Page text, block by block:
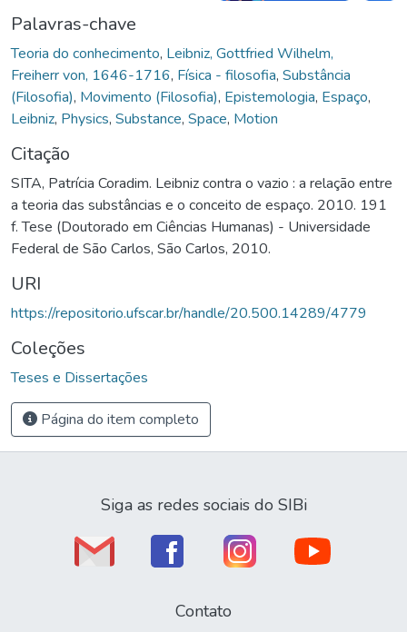
Palavras-chave
Teoria do conhecimento, Leibniz, Gottfried Wilhelm,
Freiherr von, 1646-1716, Física - filosofia, Substância
(Filosofia), Movimento (Filosofia), Epistemologia, Espaço,
Leibniz, Physics, Substance, Space, Motion
Citação
SITA, Patrícia Coradim. Leibniz contra o vazio : a relação entre
a teoria das substâncias e o conceito de espaço. 2010. 191
f. Tese (Doutorado em Ciências Humanas) - Universidade
Federal de São Carlos, São Carlos, 2010.
URI
https://repositorio.ufscar.br/handle/20.500.14289/4779
Coleções
Teses e Dissertações
Página do item completo
Siga as redes sociais do SIBi
Contato